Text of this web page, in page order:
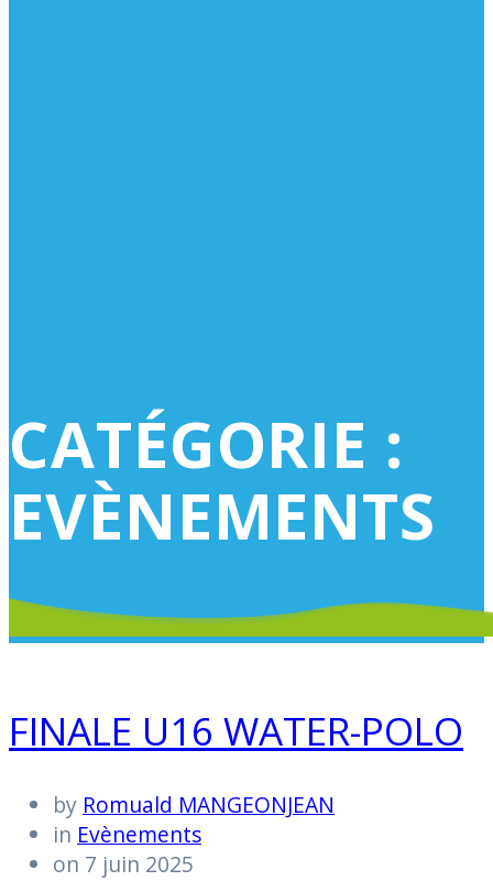
CATÉGORIE :
EVÈNEMENTS
FINALE U16 WATER-POLO
by Romuald MANGEONJEAN
in Evènements
on 7 juin 2025